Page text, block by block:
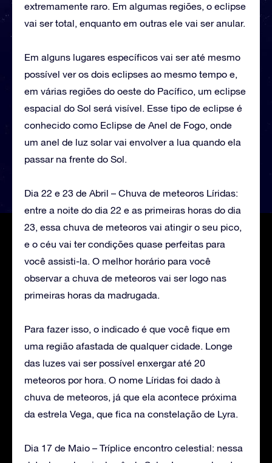
extremamente raro. Em algumas regiões, o eclipse
vai ser total, enquanto em outras ele vai ser anular.
Em alguns lugares específicos vai ser até mesmo
possível ver os dois eclipses ao mesmo tempo e,
em várias regiões do oeste do Pacífico, um eclipse
espacial do Sol será visível. Esse tipo de eclipse é
conhecido como Eclipse de Anel de Fogo, onde
um anel de luz solar vai envolver a lua quando ela
passar na frente do Sol.
Dia 22 e 23 de Abril – Chuva de meteoros Líridas:
entre a noite do dia 22 e as primeiras horas do dia
23, essa chuva de meteoros vai atingir o seu pico,
e o céu vai ter condições quase perfeitas para
você assisti-la. O melhor horário para você
observar a chuva de meteoros vai ser logo nas
primeiras horas da madrugada.
Para fazer isso, o indicado é que você fique em
uma região afastada de qualquer cidade. Longe
das luzes vai ser possível enxergar até 20
meteoros por hora. O nome Líridas foi dado à
chuva de meteoros, já que ela acontece próxima
da estrela Vega, que fica na constelação de Lyra.
Dia 17 de Maio – Tríplice encontro celestial: nessa